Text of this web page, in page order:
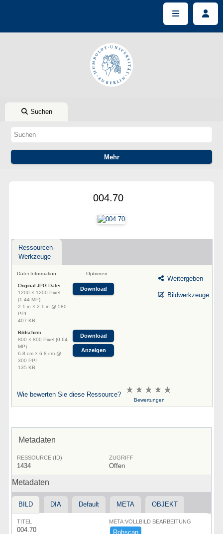
Suchen
004.70
Ressourcen-
Werkzeuge
Datei-Information Optionen
Original JPG Datei
1200 × 1200 Pixel
(1.44 MP)
2.1 in × 2.1 in @ 580
PPI
407 KB
Download
Bildschirm
800 × 800 Pixel (0.64
MP)
6.8 cm × 6.8 cm @
300 PPI
135 KB
Download
Anzeigen
Weitergeben
Bildwerkzeuge
Wie bewerten Sie diese Ressource?
Bewertungen
Metadaten
RESSOURCE (ID)
1434
ZUGRIFF
Offen
Metadaten
BILD DIA Default META OBJEKT
TITEL
004.70
META:VOLLBILD BEARBEITUNG
Rohscan